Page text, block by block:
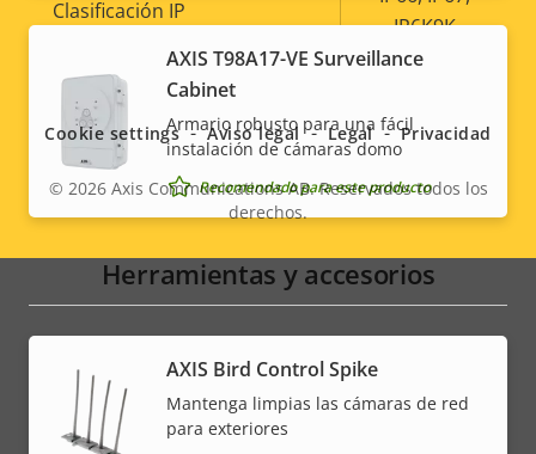
Clasificación IP
IP6K9K
Diseñado para repintar
Sostenibilidad -
AXIS T98A17-VE Surveillance
Cabinet
Armario robusto para una fácil
instalación de cámaras domo
Recomendado para este producto
Herramientas y accesorios
AXIS Bird Control Spike
Mantenga limpias las cámaras de red
para exteriores
Social
menu
Legal
menu
© 2026Axis Communications AB. Reservados todos los
derechos.
Cookie settings Aviso legal Legal Privacidad